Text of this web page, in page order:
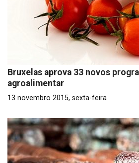
Bruxelas aprova 33 novos
agroalimentar
13 novembro 2015, sexta-feira